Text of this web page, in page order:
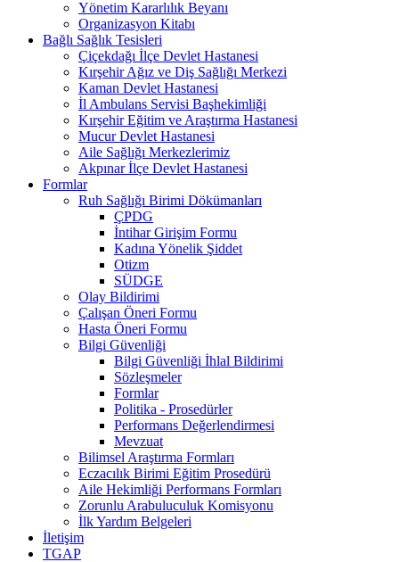
Yönetim Kararlılık Beyanı
Organizasyon Kitabı
Bağlı Sağlık Tesisleri
Çiçekdağı İlçe Devlet Hastanesi
Kırşehir Ağız ve Diş Sağlığı Merkezi
Kaman Devlet Hastanesi
İl Ambulans Servisi Başhekimliği
Kırşehir Eğitim ve Araştırma Hastanesi
Mucur Devlet Hastanesi
Aile Sağlığı Merkezlerimiz
Akpınar İlçe Devlet Hastanesi
Formlar
Ruh Sağlığı Birimi Dökümanları
ÇPDG
İntihar Girişim Formu
Kadına Yönelik Şiddet
Otizm
SÜDGE
Olay Bildirimi
Çalışan Öneri Formu
Hasta Öneri Formu
Bilgi Güvenliği
Bilgi Güvenliği İhlal Bildirimi
Sözleşmeler
Formlar
Politika - Prosedürler
Performans Değerlendirmesi
Mevzuat
Bilimsel Araştırma Formları
Eczacılık Birimi Eğitim Prosedürü
Aile Hekimliği Performans Formları
Zorunlu Arabuluculuk Komisyonu
İlk Yardım Belgeleri
İletişim
TGAP